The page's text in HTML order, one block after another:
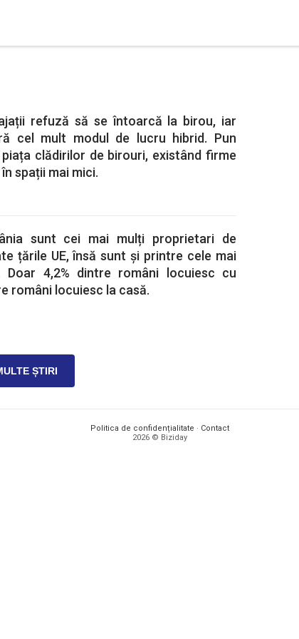
refuză să se întoarcă la birou, iar
cel mult modul de lucru hibrid. Pun
clădirilor de birouri, existând firme
spații mai mici.
sunt cei mai mulți proprietari de
țările UE, însă sunt și printre cele mai
Doar 4,2% dintre români locuiesc cu
români locuiesc la casă.
ȘTIRI
Politica de confidențialitate · Contact
2026 © Biziday